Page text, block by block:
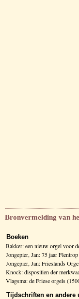
Bronvermelding van
Boeken
Bakker: een nieuw orgel voor
Jongepier, Jan: 75 jaar
Jongepier, Jan: Frieslands
Knock: dispositien der
Vlagsma: de Friese orgels
Tijdschriften en andere